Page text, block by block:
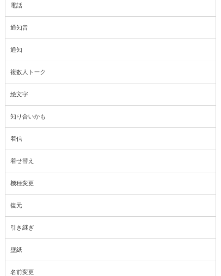
電話
通知音
通知
複数人トーク
絵文字
知り合いかも
着信
着せ替え
機種変更
復元
引き継ぎ
壁紙
名前変更